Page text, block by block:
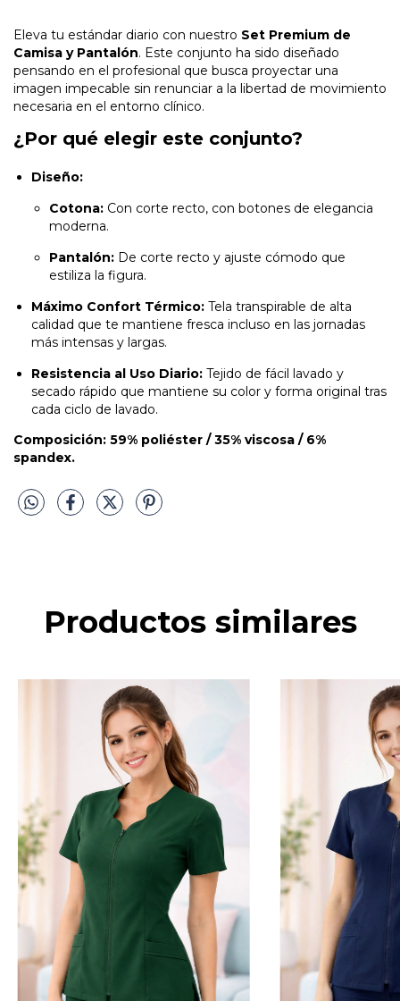
Eleva tu estándar diario con nuestro Set Premium de
Camisa y Pantalón. Este conjunto ha sido diseñado
pensando en el profesional que busca proyectar una
imagen impecable sin renunciar a la libertad de movimiento
necesaria en el entorno clínico.
¿Por qué elegir este conjunto?
Diseño:
Cotona: Con corte recto, con botones de elegancia
moderna.
Pantalón: De corte recto y ajuste cómodo que
estiliza la figura.
Máximo Confort Térmico: Tela transpirable de alta
calidad que te mantiene fresca incluso en las jornadas
más intensas y largas.
Resistencia al Uso Diario: Tejido de fácil lavado y
secado rápido que mantiene su color y forma original tras
cada ciclo de lavado.
Composición: 59% poliéster / 35% viscosa / 6%
spandex.
Productos similares